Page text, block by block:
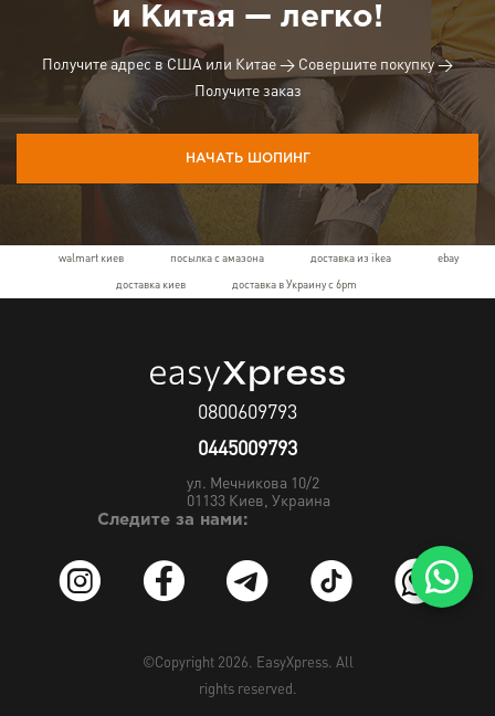
и Китая — легко!
Получите адрес в США или Китае → Совершите покупку →
Получите заказ
НАЧАТЬ ШОПИНГ
walmart киев посылка с амазона доставка из ikea ebay
доставка киев доставка в Украину с 6pm
0800609793
0445009793
ул. Мечникова 10/2
01133 Киев, Украина
Следите за нами:
©Copyright 2026. EasyXpress. All
rights reserved.